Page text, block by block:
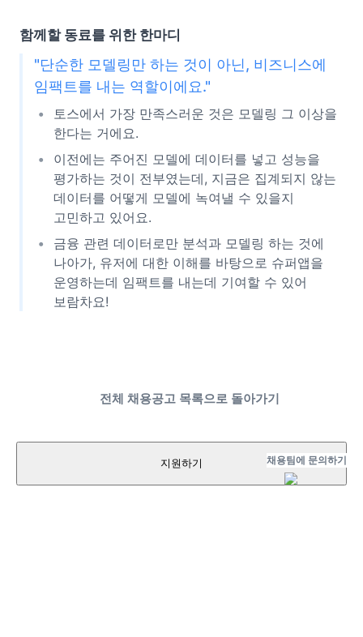
함께할 동료를 위한 한마디
"단순한 모델링만 하는 것이 아닌, 비즈니스에
임팩트를 내는 역할이에요."
토스에서 가장 만족스러운 것은 모델링 그 이상을
한다는 거에요.
이전에는 주어진 모델에 데이터를 넣고 성능을
평가하는 것이 전부였는데, 지금은 집계되지 않는
데이터를 어떻게 모델에 녹여낼 수 있을지
고민하고 있어요.
금융 관련 데이터로만 분석과 모델링 하는 것에
나아가, 유저에 대한 이해를 바탕으로 슈퍼앱을
운영하는데 임팩트를 내는데 기여할 수 있어
보람차요!
전체 채용공고 목록으로 돌아가기
지원하기 채용팀에 문의하기